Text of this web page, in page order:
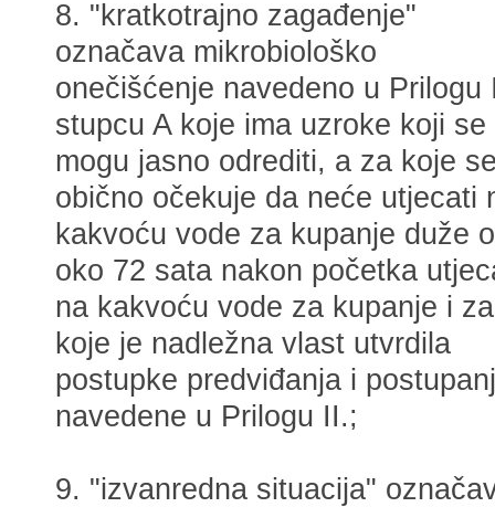
8. "kratkotrajno zagađenje"
označava mikrobiološko
onečišćenje navedeno u Prilogu
stupcu A koje ima uzroke koji se
mogu jasno odrediti, a za koje
obično očekuje da neće utjecati
kakvoću vode za kupanje duže
oko 72 sata nakon početka
na kakvoću vode za kupanje i za
koje je nadležna vlast utvrdila
postupke predviđanja i
navedene u Prilogu II.;
9. "izvanredna situacija"